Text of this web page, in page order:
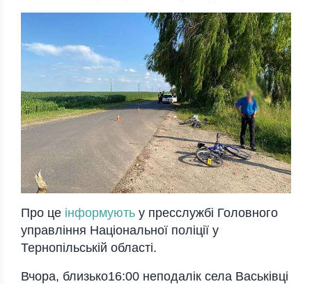
Про це інформують у пресслужбі Головного
управління Національної поліції у
Тернопільській області.
Вчора, близько16:00 неподалік села Васьківці